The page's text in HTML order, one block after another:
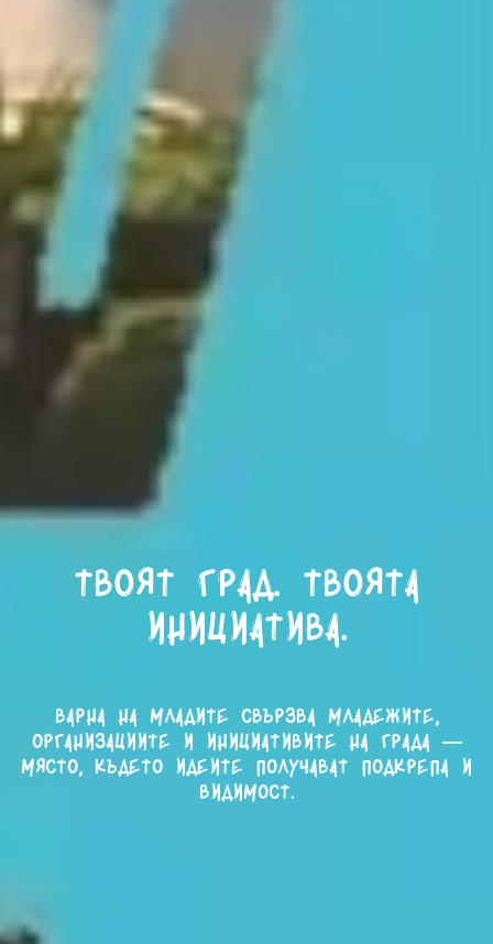
Твоят град. Твоята
инициатива.
Варна на младите свързва младежите,
организациите и инициативите на града —
място, където идеите получават подкрепа и
видимост.